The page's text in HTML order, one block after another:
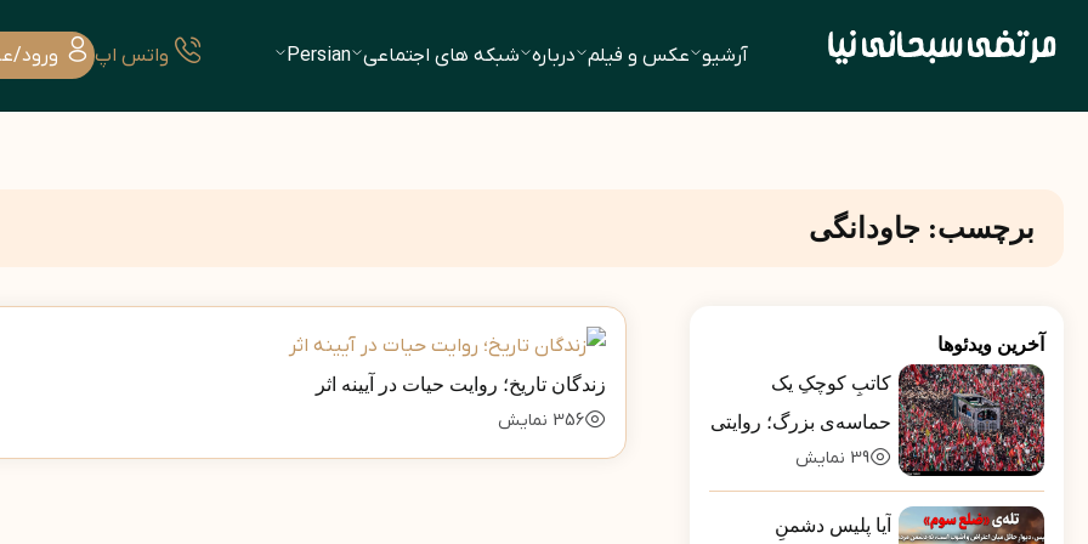
آرشیو عکس و فیلم درباره شبکه های اجتماعی Persian واتس اپ ورود/
برچسب: جاودانگی
آخرین ویدئوها
کاتبِ کوچکِ یک
حماسه‌ی بزرگ؛ روایتی
از بارِ سنگینِ کلمات در
39 نمایش
آیا پلیس دشمنِ
زندگان تاریخ؛ روایت حیات در آیینه اثر
356 نمایش